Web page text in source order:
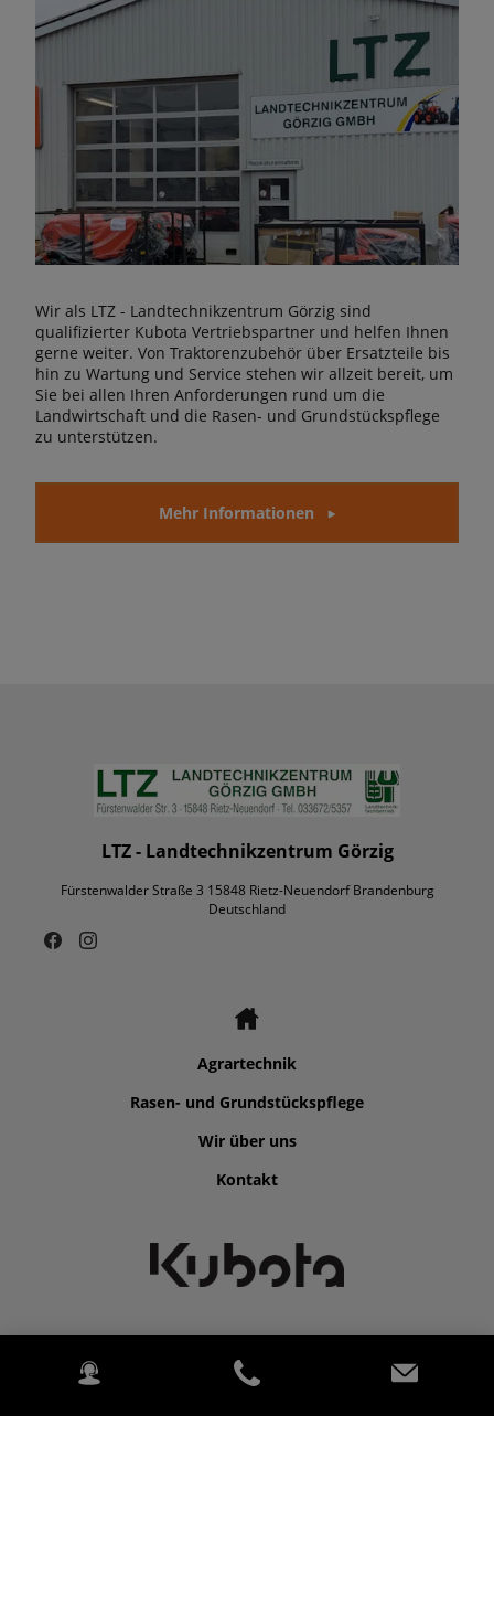
Wir als LTZ - Landtechnikzentrum Görzig sind
qualifizierter Kubota Vertriebspartner und helfen Ihnen
gerne weiter. Von Traktorenzubehör über Ersatzteile bis
hin zu Wartung und Service stehen wir allzeit bereit, um
Sie bei allen Ihren Anforderungen rund um die
Landwirtschaft und die Rasen- und Grundstückspflege
zu unterstützen.
Mehr Informationen
LTZ - Landtechnikzentrum Görzig
Fürstenwalder Straße 3 15848 Rietz-Neuendorf Brandenburg
Deutschland
Agrartechnik
Rasen- und Grundstückspflege
Wir über uns
Kontakt
©2026 Kubota for LTZ - Landtechnikzentrum Görzig.